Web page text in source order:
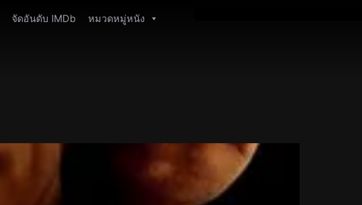
จัดอันดับ IMDb
หมวดหมู่หนัง